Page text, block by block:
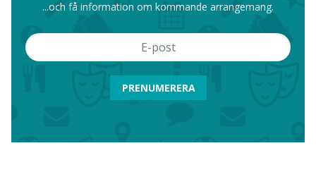
...och få information om kommande arrangemang.
PRENUMERERA